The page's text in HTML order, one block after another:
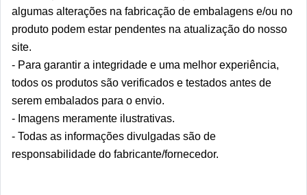
algumas alterações na fabricação de embalagens e/ou no
produto podem estar pendentes na atualização do nosso
site.
- Para garantir a integridade e uma melhor experiência,
todos os produtos são verificados e testados antes de
serem embalados para o envio.
- Imagens meramente ilustrativas.
- Todas as informações divulgadas são de
responsabilidade do fabricante/fornecedor.